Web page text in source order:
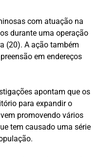
com atuação na
durante uma operação
(20). A ação também
em endereços
apontam que os
para expandir o
promovendo vários
tem causado uma série